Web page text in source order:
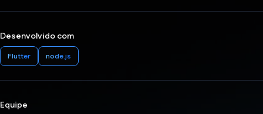
Desenvolvido com
Flutter node.js
Equipe